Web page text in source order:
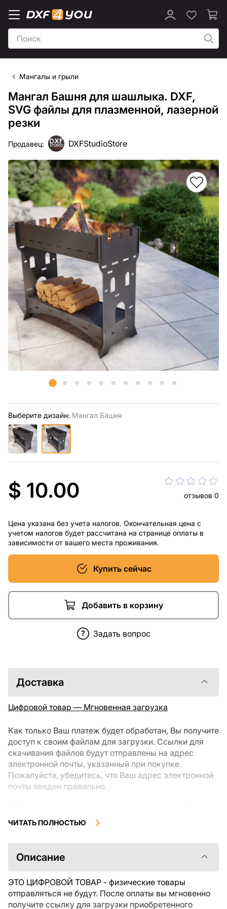
Мангалы и грыли
Мангал Башня для шашлыка. DXF,
SVG файлы для плазменной, лазерной
резки
Продавец: DXFStudioStore
Выберите дизайн: Мангал Башня
$ 10.00 отзывов 0
Цена указана без учета налогов. Окончательная цена с
учетом налогов будет рассчитана на странице оплаты в
зависимости от вашего места проживания.
Купить сейчас
Добавить в корзину
Задать вопрос
Доставка
Цифровой товар — Мгновенная загрузка
Как только Ваш платеж будет обработан, Вы получите
доступ к своим файлам для загрузки. Ссылки для
скачивания файлов будут отправлены на адрес
электронной почты, указанный при покупке.
Пожалуйста, убедитесь, что Ваш адрес электронной
почты введен правильно.
загрузки, не подлежат возврату или обмену после их
ознакомиться с описанием товара и задать все
интересующие Вас вопросы перед покупкой. Если у
свяжитесь с продавцом напрямую.
ЧИТАТЬ ПОЛНОСТЬЮ
Описание
ЭТО ЦИФРОВОЙ ТОВАР - физические товары
отправляться не будут. После оплаты вы мгновенно
получите ссылку для загрузки приобретенного